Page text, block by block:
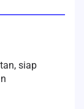
siap